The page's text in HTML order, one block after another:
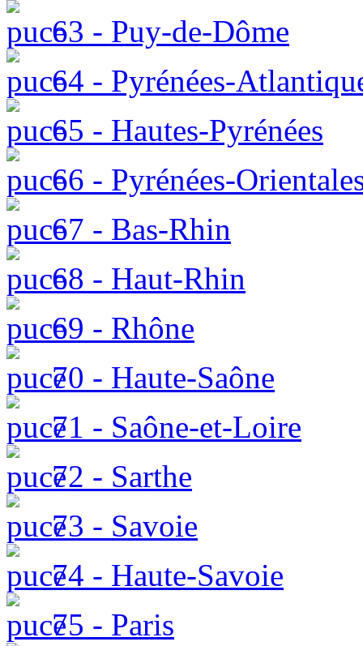
63 - Puy-de-Dôme
64 - Pyrénées-
65 - Hautes-Pyrénées
66 - Pyrénées-
67 - Bas-Rhin
68 - Haut-Rhin
69 - Rhône
70 - Haute-Saône
71 - Saône-et-Loire
72 - Sarthe
73 - Savoie
74 - Haute-Savoie
75 - Paris